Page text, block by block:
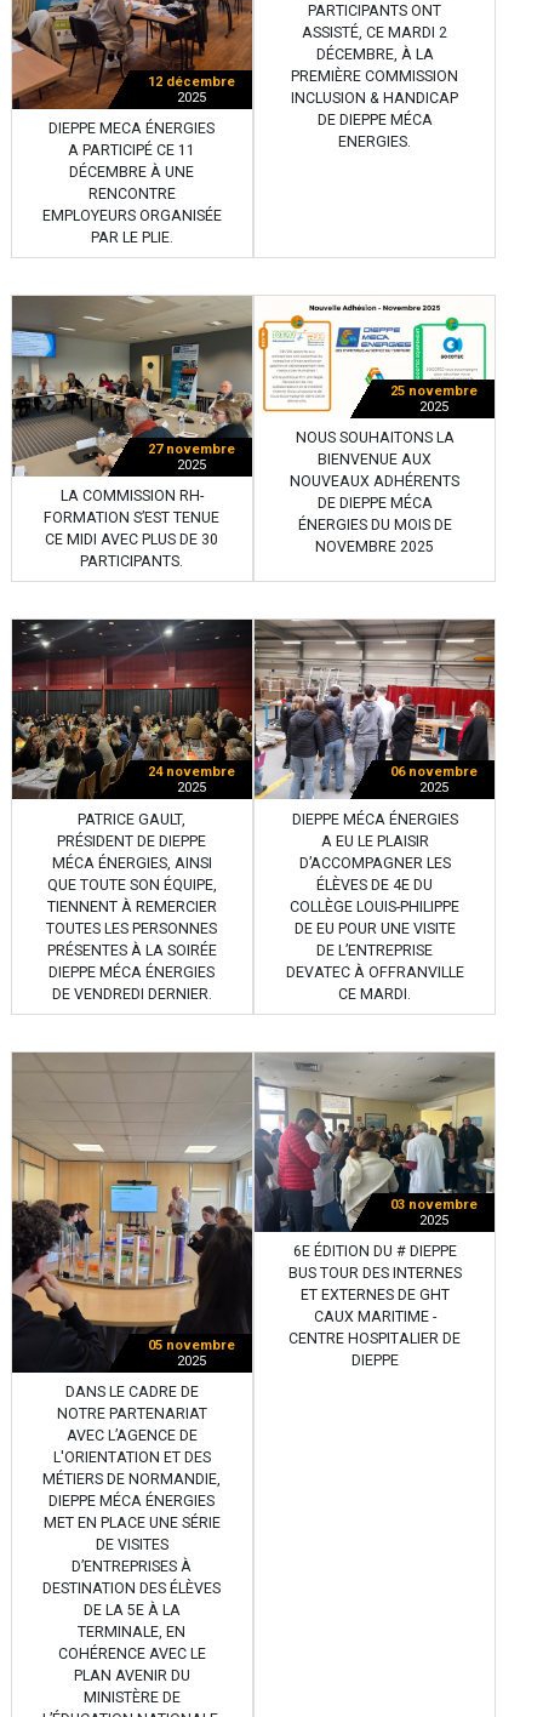
12 décembre
2025
DIEPPE MECA ÉNERGIES
A PARTICIPÉ CE 11
DÉCEMBRE À UNE
RENCONTRE
EMPLOYEURS ORGANISÉE
PAR LE PLIE.
PARTICIPANTS ONT
ASSISTÉ, CE MARDI 2
DÉCEMBRE, À LA
PREMIÈRE COMMISSION
INCLUSION & HANDICAP
DE DIEPPE MÉCA
ENERGIES.
27 novembre
2025
LA COMMISSION RH-
FORMATION S’EST TENUE
CE MIDI AVEC PLUS DE 30
PARTICIPANTS.
25 novembre
2025
NOUS SOUHAITONS LA
BIENVENUE AUX
NOUVEAUX ADHÉRENTS
DE DIEPPE MÉCA
ÉNERGIES DU MOIS DE
NOVEMBRE 2025
24 novembre
2025
PATRICE GAULT,
PRÉSIDENT DE DIEPPE
MÉCA ÉNERGIES, AINSI
QUE TOUTE SON ÉQUIPE,
TIENNENT À REMERCIER
TOUTES LES PERSONNES
PRÉSENTES À LA SOIRÉE
DIEPPE MÉCA ÉNERGIES
DE VENDREDI DERNIER.
06 novembre
2025
DIEPPE MÉCA ÉNERGIES
A EU LE PLAISIR
D’ACCOMPAGNER LES
ÉLÈVES DE 4E DU
COLLÈGE LOUIS-PHILIPPE
DE EU POUR UNE VISITE
DE L’ENTREPRISE
DEVATEC À OFFRANVILLE
CE MARDI.
05 novembre
2025
DANS LE CADRE DE
NOTRE PARTENARIAT
AVEC L’AGENCE DE
L'ORIENTATION ET DES
MÉTIERS DE NORMANDIE,
DIEPPE MÉCA ÉNERGIES
MET EN PLACE UNE SÉRIE
DE VISITES
D’ENTREPRISES À
DESTINATION DES ÉLÈVES
DE LA 5E À LA
TERMINALE, EN
COHÉRENCE AVEC LE
PLAN AVENIR DU
MINISTÈRE DE
03 novembre
2025
6E ÉDITION DU # DIEPPE
BUS TOUR DES INTERNES
ET EXTERNES DE GHT
CAUX MARITIME -
CENTRE HOSPITALIER DE
DIEPPE